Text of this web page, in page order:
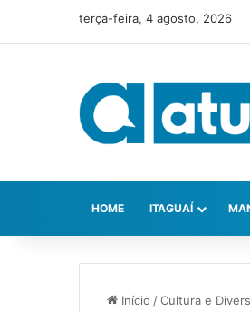
terça-feira, 4 agosto, 2026
HOME ITAGUAÍ
Início /Cultura e